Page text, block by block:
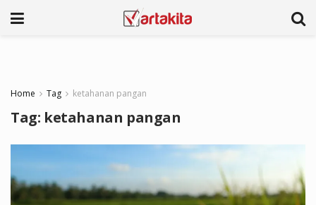
Home Tag ketahanan pangan
Tag: ketahanan pangan